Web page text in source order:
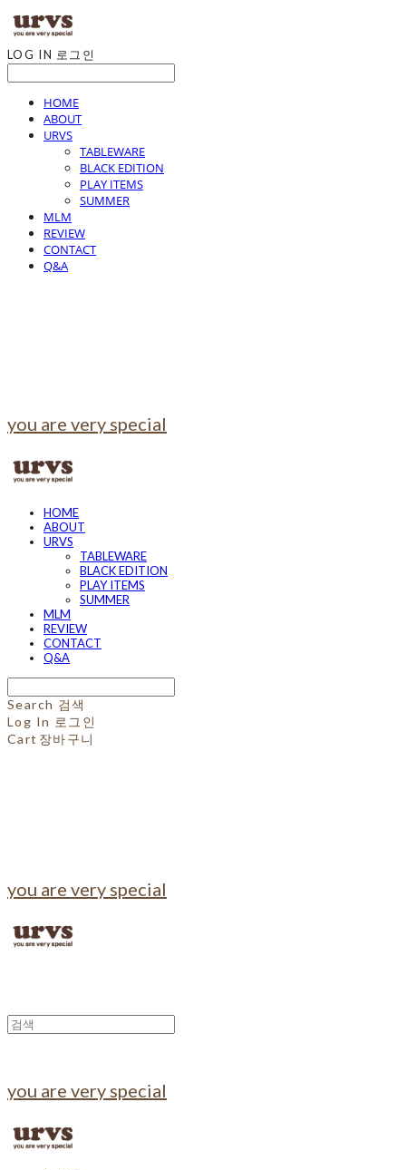
LOG IN 로그인
HOME
ABOUT
URVS
TABLEWARE
BLACK EDITION
PLAY ITEMS
SUMMER
MLM
REVIEW
CONTACT
Q&A
you are very special
HOME
ABOUT
URVS
TABLEWARE
BLACK EDITION
PLAY ITEMS
SUMMER
MLM
REVIEW
CONTACT
Q&A
Search 검색
Log In 로그인
Cart 장바구니
you are very special
you are very special